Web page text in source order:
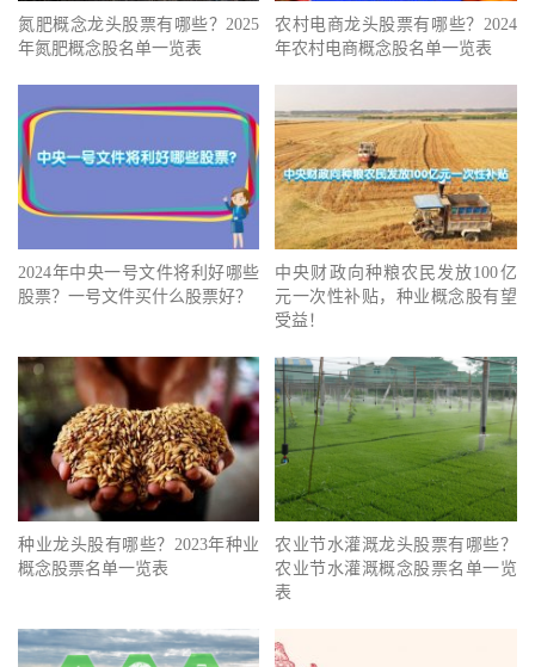
氮肥概念龙头股票有哪些？2025
年氮肥概念股名单一览表
农村电商龙头股票有哪些？2024
年农村电商概念股名单一览表
2024年中央一号文件将利好哪些
股票？一号文件买什么股票好？
中央财政向种粮农民发放100亿
元一次性补贴，种业概念股有望
受益！
种业龙头股有哪些？2023年种业
概念股票名单一览表
农业节水灌溉龙头股票有哪些？
农业节水灌溉概念股票名单一览
表